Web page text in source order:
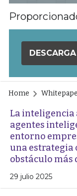
Home
La
agentes
entorno
una estrategia
obstáculo más
29 julio 2025